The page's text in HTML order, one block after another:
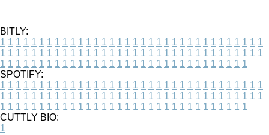
BITLY:
1 1 1 1 1 1 1 1 1 1 1 1 1 1 1 1 1 1 1 1 1 1 1 1 1 1 1 1 1 1 1 1 1 1
1 1 1 1 1 1 1 1 1 1 1 1 1 1 1 1 1 1 1 1 1 1 1 1 1 1 1 1 1 1 1 1 1 1
1 1 1 1 1 1 1 1 1 1 1 1 1 1 1 1 1 1 1 1 1 1 1 1 1 1 1 1 1 1 1 1
SPOTIFY:
1 1 1 1 1 1 1 1 1 1 1 1 1 1 1 1 1 1 1 1 1 1 1 1 1 1 1 1 1 1 1 1 1 1
1 1 1 1 1 1 1 1 1 1 1 1 1 1 1 1 1 1 1 1 1 1 1 1 1 1 1 1 1 1 1 1 1 1
1 1 1 1 1 1 1 1 1 1 1 1 1 1 1 1 1 1 1 1 1 1 1 1 1 1 1 1 1 1 1 1
CUTTLY BIO:
1